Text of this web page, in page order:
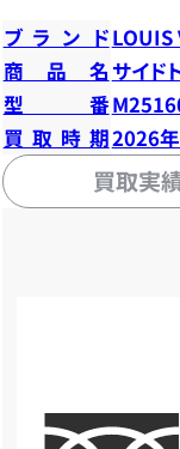
ブランドLOUIS
商品名 サイド
型番
買取時期2026
買取実